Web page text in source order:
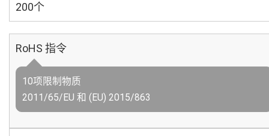
200个
RoHS 指令
10项限制物质
2011/65/EU 和 (EU) 2015/863